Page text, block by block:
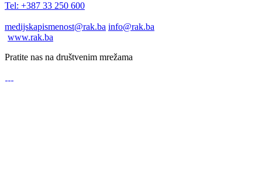
Tel: +387 33 250 600
medijskapismenost@rak.ba info@rak.ba
www.rak.ba
Pratite nas na društvenim mrežama